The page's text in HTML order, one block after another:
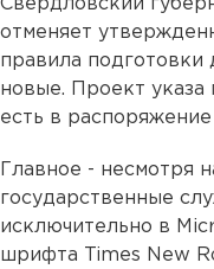
Свердловский
отменяет
правила подготовки
новые. Проект указа
есть в
Главное - несмотря
государственные
исключительно в
шрифта Times New